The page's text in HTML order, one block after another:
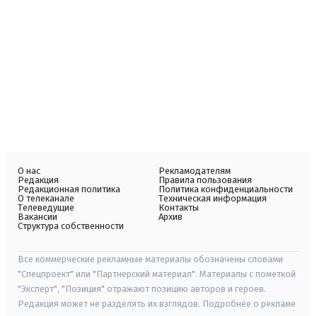
О нас
Редакция
Редакционная политика
О телеканале
Телеведущие
Вакансии
Структура собственности
Рекламодателям
Правила пользования
Политика конфиденциальности
Техническая информация
Контакты
Архив
Все коммерческие рекламные материалы обозначены словами
"Спецпроект" или "Партнерский материал". Материалы с пометкой
"Эксперт", "Позиция" отражают позицию авторов и героев.
Редакция может не разделять их взглядов. Подробнее о рекламе